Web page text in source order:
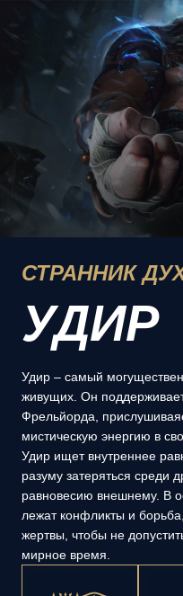
СТРАННИК
УДИР
Удир – самый
живущих. Он
Фрельйорда,
мистическую энергию в
Удир ищет внутреннее
разуму затеряться среди
равновесию внешнему. В
лежат конфликты и
жертвы, чтобы не
мирное время.